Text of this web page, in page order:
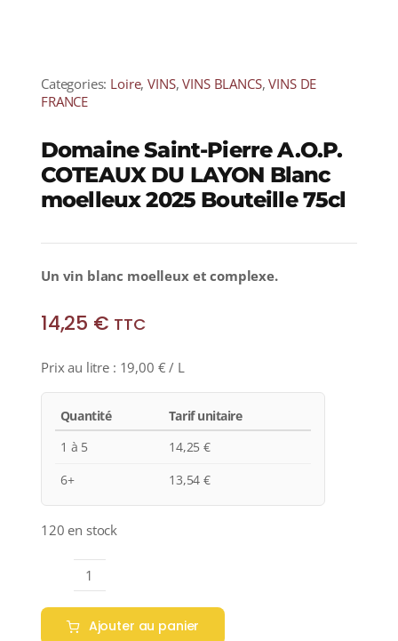
Categories: Loire,VINS,VINS BLANCS,VINS DE
FRANCE
Domaine Saint-Pierre A.O.P.
COTEAUX DU LAYON Blanc
moelleux 2025 Bouteille 75cl
Un vin blanc moelleux et complexe.
14,25 € TTC
Prix au litre : 19,00 € / L
Quantité
Tarif unitaire
1 à 5
14,25€
6+
13,54€
120 en stock
quantité
de
Domaine
Ajouter au panier